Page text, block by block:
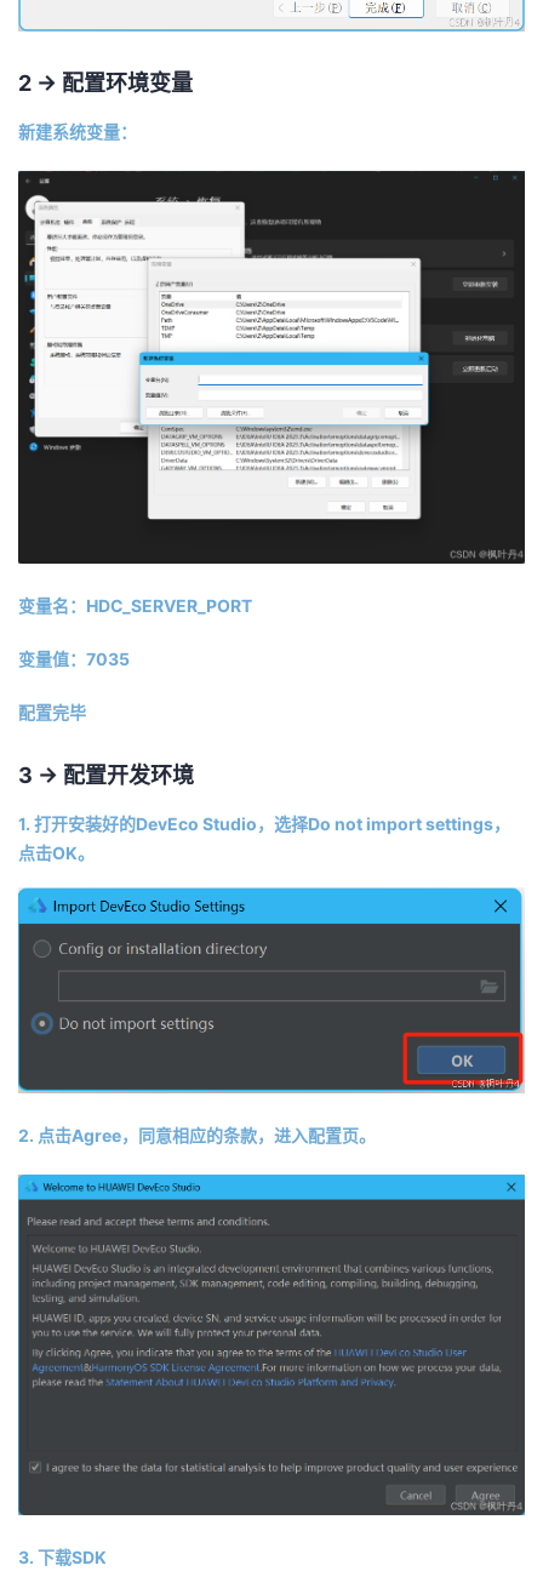
2 -> 配置环境变量
新建系统变量：
变量名：HDC_SERVER_PORT
变量值：7035
配置完毕
3 -> 配置开发环境
1. 打开安装好的DevEco Studio，选择Do not import settings，
点击OK。
2. 点击Agree，同意相应的条款，进入配置页。
3. 下载SDK